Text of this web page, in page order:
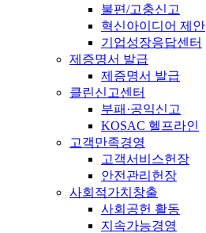
불편/고충신고
혁신아이디어 제안
기업성장응답센터
제증명서 발급
제증명서 발급
클린신고센터
부패·공익신고
KOSAC 헬프라인
고객만족경영
고객서비스헌장
안전관리헌장
사회적가치창출
사회공헌 활동
지속가능경영